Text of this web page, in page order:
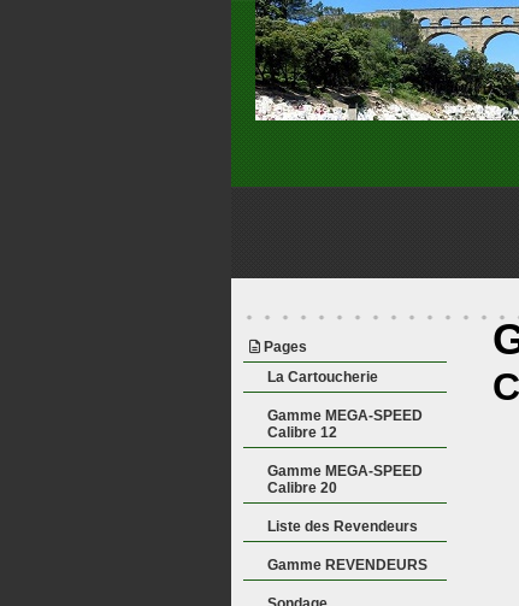
Pages
La Cartoucherie
Gamme MEGA-SPEED
Calibre 12
Gamme MEGA-SPEED
Calibre 20
Liste des Revendeurs
Gamme REVENDEURS